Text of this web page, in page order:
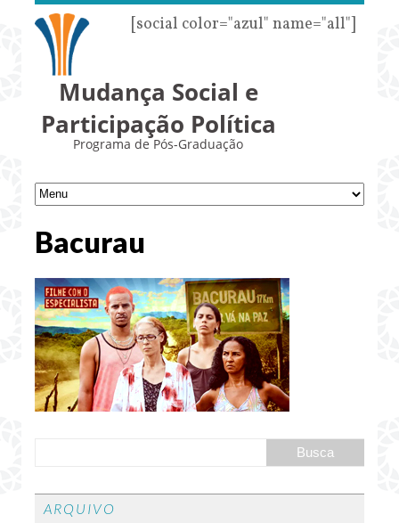
[social color="azul" name="all"]
Mudança Social e
Participação Política
Programa de Pós-Graduação
Bacurau
ARQUIVO